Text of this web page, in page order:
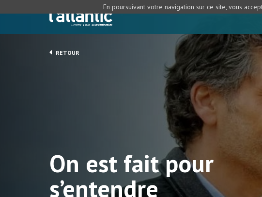
RETOUR
On est fait pour
s’entendre
En poursuivant votre navigation sur ce site, vous